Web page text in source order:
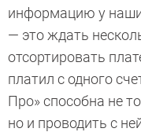
информацию у
— это ждать
отсортировать
платил с одного
Про» способна не
но и проводить с